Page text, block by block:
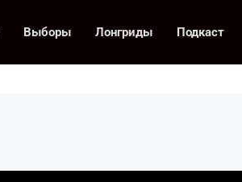
Выборы Лонгриды Подкаст